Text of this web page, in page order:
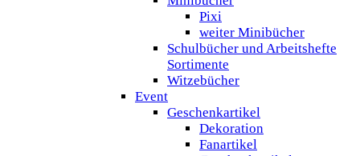
Pixi
weiter Minibücher
Schulbücher und Arbeitshefte
Sortimente
Witzebücher
Event
Geschenkartikel
Dekoration
Fanartikel